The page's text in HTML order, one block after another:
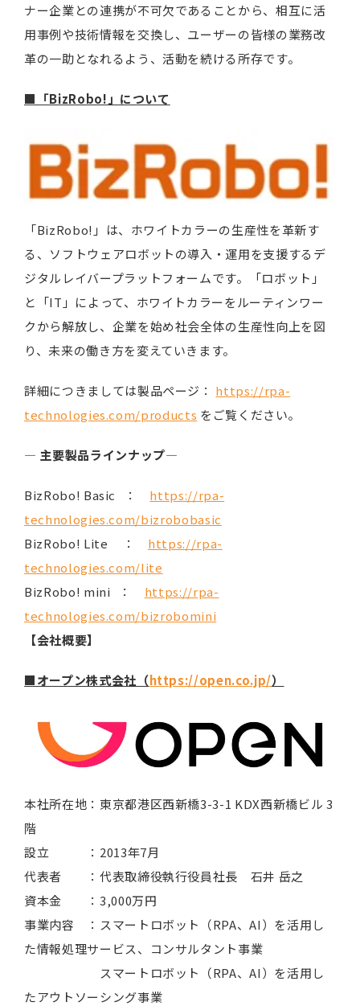
ナー企業との連携が不可欠であることから、相互に活
用事例や技術情報を交換し、ユーザーの皆様の業務改
革の一助となれるよう、活動を続ける所存です。
■「BizRobo!」について
「BizRobo!」は、ホワイトカラーの生産性を革新す
る、ソフトウェアロボットの導入・運用を支援するデ
ジタルレイバープラットフォームです。「ロボット」
と「IT」によって、ホワイトカラーをルーティンワー
クから解放し、企業を始め社会全体の生産性向上を図
り、未来の働き方を変えていきます。
詳細につきましては製品ページ： https://rpa-
technologies.com/products をご覧ください。
― 主要製品ラインナップ―
BizRobo! Basic ： https://rpa-
technologies.com/bizrobobasic
BizRobo! Lite ： https://rpa-
technologies.com/lite
BizRobo! mini ： https://rpa-
technologies.com/bizrobomini
【会社概要】
■オープン株式会社（https://open.co.jp/）
本社所在地：東京都港区西新橋3-3-1 KDX西新橋ビル 3
階
設立 ：2013年7月
代表者 ：代表取締役執行役員社長 石井 岳之
資本金 ：3,000万円
事業内容 ：スマートロボット（RPA、AI）を活用し
た情報処理サービス、コンサルタント事業
スマートロボット（RPA、AI）を活用し
たアウトソーシング事業